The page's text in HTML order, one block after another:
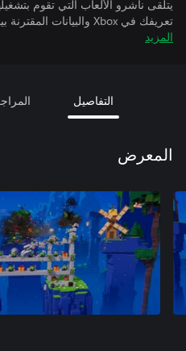
يتلقى ناشرو الألعاب التي تقوم
تعريفك في Xbox والبيانات المقترنة بينما تمارس الألعاب.
المزيد
التفاصيل
المعرض